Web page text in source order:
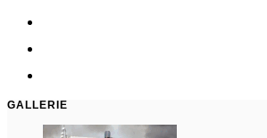
GALLERIE